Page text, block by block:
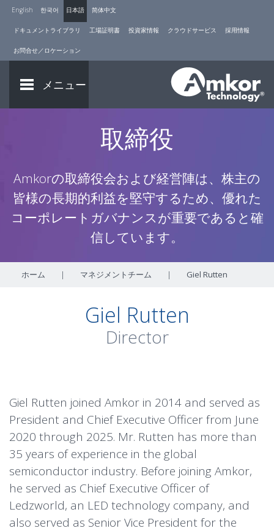
English 한국어 日本語 简体中文
ドキュメントライブラリ 工場証明書 投資家情報 クラウドサービス 採用情報
お問合せ／ロケーション
メニュー
取締役
Amkorの取締役会および経営陣は、株主の
皆様の長期的利益を堅守するため、優れた
コーポレートガバナンスが重要であると確
信しています。
ホーム | マネジメントチーム | Giel Rutten
Giel Rutten
Director
Giel Rutten joined Amkor in 2014 and served as
President and Chief Executive Officer from June
2020 through 2025. Mr. Rutten has more than
35 years of experience in the global
semiconductor industry. Before joining Amkor,
he served as Chief Executive Officer of
Ledzworld, an LED technology company, and
also served as Senior Vice President for the